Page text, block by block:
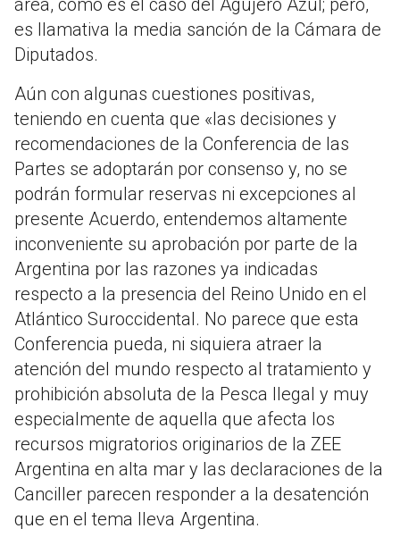
área, como es el caso del Agujero Azul; pero,
es llamativa la media sanción de la Cámara de
Diputados.
Aún con algunas cuestiones positivas,
teniendo en cuenta que «las decisiones y
recomendaciones de la Conferencia de las
Partes se adoptarán por consenso y, no se
podrán formular reservas ni excepciones al
presente Acuerdo, entendemos altamente
inconveniente su aprobación por parte de la
Argentina por las razones ya indicadas
respecto a la presencia del Reino Unido en el
Atlántico Suroccidental. No parece que esta
Conferencia pueda, ni siquiera atraer la
atención del mundo respecto al tratamiento y
prohibición absoluta de la Pesca Ilegal y muy
especialmente de aquella que afecta los
recursos migratorios originarios de la ZEE
Argentina en alta mar y las declaraciones de la
Canciller parecen responder a la desatención
que en el tema lleva Argentina.